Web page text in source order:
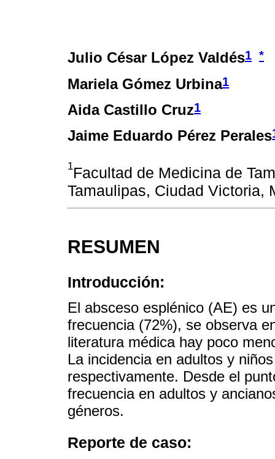
Julio César López Valdés1 *
Mariela Gómez Urbina1
Aida Castillo Cruz1
Jaime Eduardo Pérez Perales
1Facultad de Medicina de
Tamaulipas, Ciudad Victoria,
RESUMEN
Introducción:
El absceso esplénico (AE) es
frecuencia (72%), se observa
literatura médica hay poco
La incidencia en adultos y
respectivamente. Desde el
frecuencia en adultos y
géneros.
Reporte de caso: